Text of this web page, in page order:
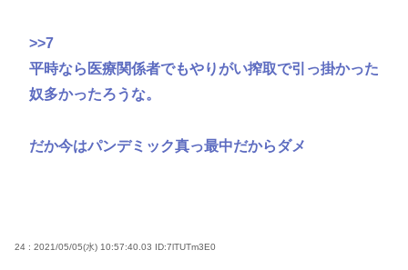
>>7
平時なら医療関係者でもやりがい搾取で引っ掛かった
奴多かったろうな。
だか今はパンデミック真っ最中だからダメ
24 : 2021/05/05(水) 10:57:40.03 ID:7lTUTm3E0